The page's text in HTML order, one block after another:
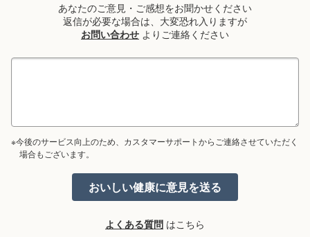
あなたのご意見・ご感想をお聞かせください
返信が必要な場合は、大変恐れ入りますが
お問い合わせ よりご連絡ください
※今後のサービス向上のため、カスタマーサポートからご連絡させていただく
場合もございます。
よくある質問 はこちら